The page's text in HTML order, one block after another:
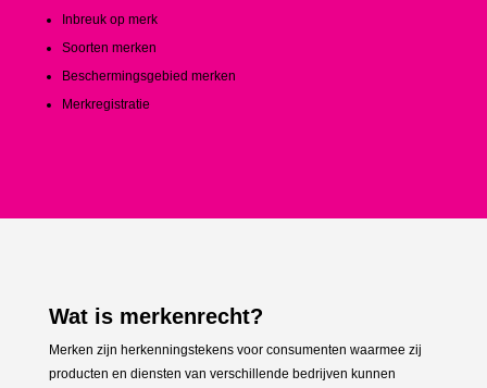
Inbreuk op merk
Soorten merken
Beschermingsgebied merken
Merkregistratie
Wat is merkenrecht?
Merken zijn herkenningstekens voor consumenten waarmee zij
producten en diensten van verschillende bedrijven kunnen